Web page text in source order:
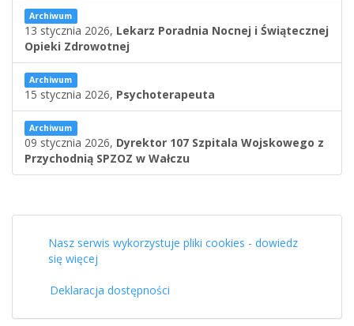
Archiwum
13 stycznia 2026, Lekarz Poradnia Nocnej i Świątecznej
Opieki Zdrowotnej
Archiwum
15 stycznia 2026, Psychoterapeuta
Archiwum
09 stycznia 2026, Dyrektor 107 Szpitala Wojskowego z
Przychodnią SPZOZ w Wałczu
Nasz serwis wykorzystuje pliki cookies - dowiedz
się więcej
Deklaracja dostępności